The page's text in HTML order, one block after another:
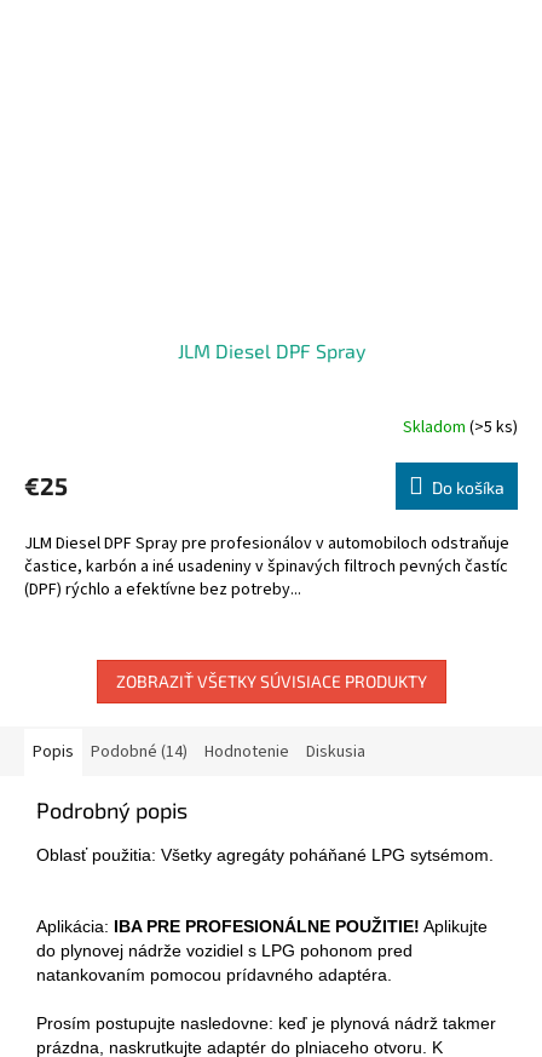
JLM Diesel DPF Spray
Skladom (>5 ks)
€25 Do košíka
JLM Diesel DPF Spray pre profesionálov v automobiloch odstraňuje
častice, karbón a iné usadeniny v špinavých filtroch pevných častíc
(DPF) rýchlo a efektívne bez potreby...
ZOBRAZIŤ VŠETKY SÚVISIACE PRODUKTY
Popis Podobné (14) Hodnotenie Diskusia
Podrobný popis
Oblasť použitia: Všetky agregáty poháňané LPG sytsémom.
Aplikácia: IBA PRE PROFESIONÁLNE POUŽITIE! Aplikujte
do plynovej nádrže vozidiel s LPG pohonom pred
natankovaním pomocou prídavného adaptéra.
Prosím postupujte nasledovne: keď je plynová nádrž takmer
prázdna, naskrutkujte adaptér do plniaceho otvoru. K